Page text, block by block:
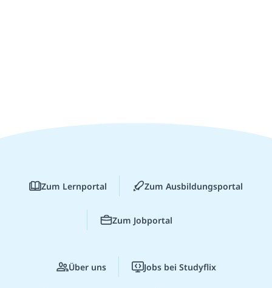
Zum Lernportal Zum Ausbildungsportal
Zum Jobportal
Über uns Jobs bei Studyflix